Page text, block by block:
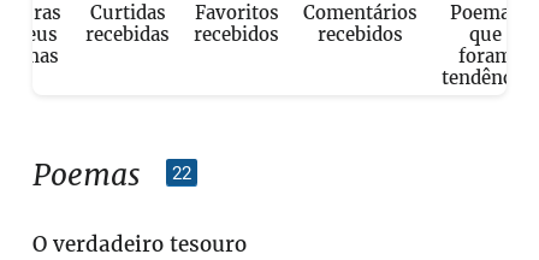
COMUNIDADE
seus
Curtidas
recebidas
Favoritos
recebidos
Comentários
recebidos
Poemas
que
foram
tendência
Poemas 22
O verdadeiro tesouro